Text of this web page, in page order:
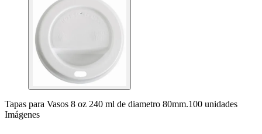
Tapas para Vasos 8 oz 240 ml de diametro 80mm.100 unidades
Imágenes